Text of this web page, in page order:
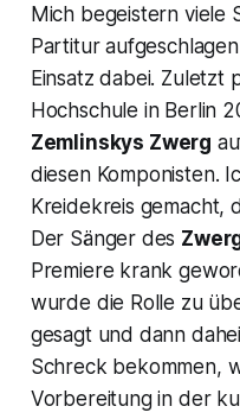
Mich begeistern viele
Partitur
Einsatz dabei. Zuletzt
Hochschule in Berlin
Zemlinskys Zwerg
diesen Komponisten.
Kreidekreis gemacht,
Der Sänger des
Premiere krank
wurde die Rolle zu
gesagt und dann
Schreck bekommen,
Vorbereitung in der